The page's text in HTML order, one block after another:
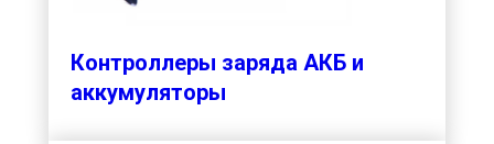
Контроллеры заряда АКБ и
аккумуляторы